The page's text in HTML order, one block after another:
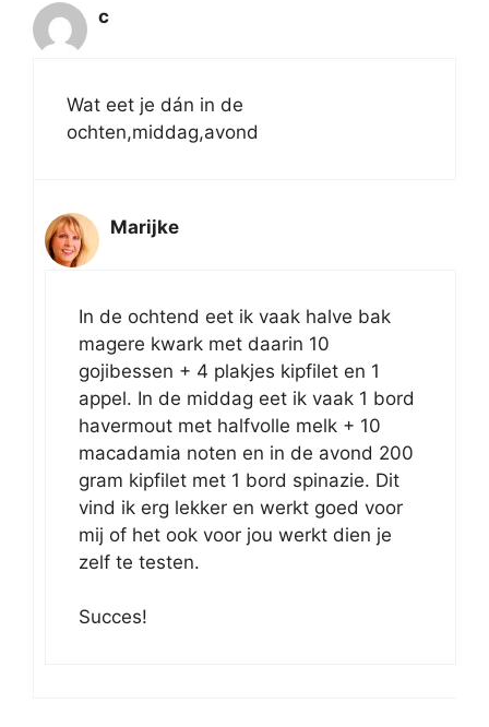
c
Wat eet je dán in de
ochten,middag,avond
Marijke
In de ochtend eet ik vaak halve bak
magere kwark met daarin 10
gojibessen + 4 plakjes kipfilet en 1
appel. In de middag eet ik vaak 1 bord
havermout met halfvolle melk + 10
macadamia noten en in de avond 200
gram kipfilet met 1 bord spinazie. Dit
vind ik erg lekker en werkt goed voor
mij of het ook voor jou werkt dien je
zelf te testen.
Succes!